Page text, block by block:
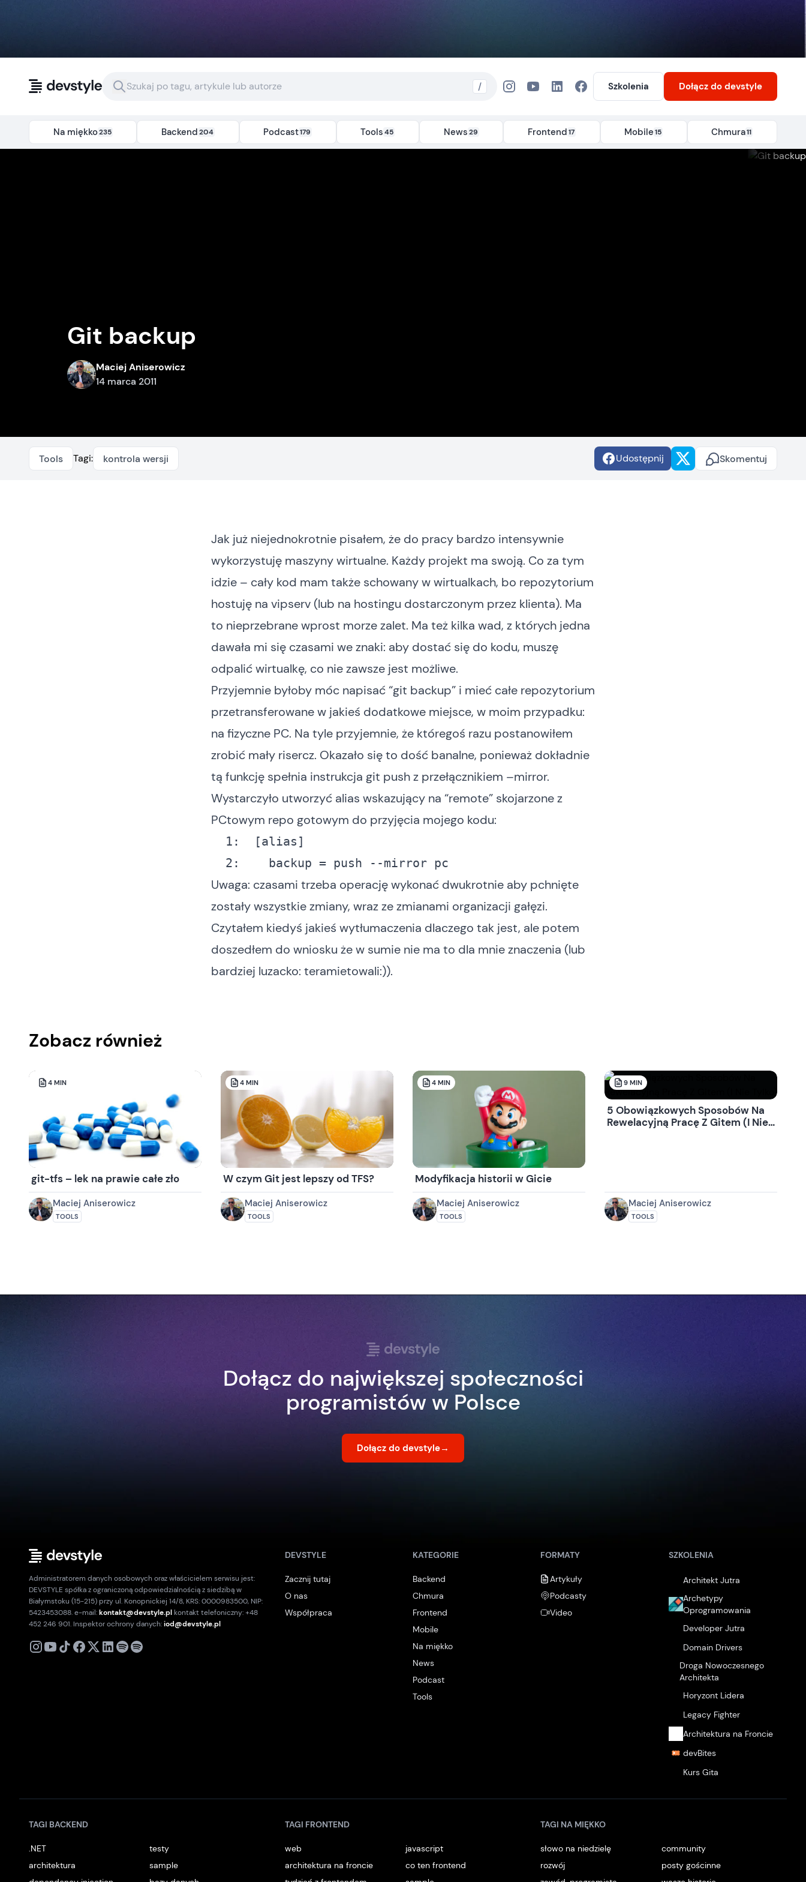
/ Szkolenia Dołącz do devstyle
Na miękko235 Backend204 Podcast179 Tools 45 News29 Frontend17 Mobile15 Chmura11
Git backup
Maciej Aniserowicz
14 marca 2011
Tools Tagi: kontrola wersji Udostępnij Skomentuj
Jak już niejednokrotnie pisałem, że do pracy bardzo intensywnie
wykorzystuję maszyny wirtualne. Każdy projekt ma swoją. Co za tym
idzie – cały kod mam także schowany w wirtualkach, bo repozytorium
hostuję na vipserv (lub na hostingu dostarczonym przez klienta). Ma
to nieprzebrane wprost morze zalet. Ma też kilka wad, z których jedna
dawała mi się czasami we znaki: aby dostać się do kodu, muszę
odpalić wirtualkę, co nie zawsze jest możliwe.
Przyjemnie byłoby móc napisać “git backup” i mieć całe repozytorium
przetransferowane w jakieś dodatkowe miejsce, w moim przypadku:
na fizyczne PC. Na tyle przyjemnie, że któregoś razu postanowiłem
zrobić mały risercz. Okazało się to dość banalne, ponieważ dokładnie
tą funkcję spełnia instrukcja git pushz przełącznikiem –mirror.
Wystarczyło utworzyć alias wskazujący na “remote” skojarzone z
PCtowym repo gotowym do przyjęcia mojego kodu:
  1:
  2:
  	backup = push --mirror pc
Uwaga: czasami trzeba operację wykonać dwukrotnie aby pchnięte
zostały wszystkie zmiany, wraz ze zmianami organizacji gałęzi.
Czytałem kiedyś jakieś wytłumaczenia dlaczego tak jest, ale potem
doszedłem do wniosku że w sumie nie ma to dla mnie znaczenia (lub
bardziej luzacko: teramietowali:)).
Zobacz również
4 MIN
git-tfs – lek na prawie całe zło
Maciej Aniserowicz
TOOLS
4 MIN
W czym Git jest lepszy od TFS?
Maciej Aniserowicz
TOOLS
4 MIN
Modyfikacja historii w Gicie
Maciej Aniserowicz
TOOLS
9 MIN
5 Obowiązkowych Sposobów Na
Rewelacyjną Pracę Z Gitem (I Nie
Maciej Aniserowicz
TOOLS
Dołącz do największej społeczności
programistów w Polsce
Dołącz do devstyle→
Administratorem danych osobowych oraz właścicielem serwisu jest:
DEVSTYLE spółka z ograniczoną odpowiedzialnością z siedzibą w
Białymstoku (15-215) przy ul. Konopnickiej 14/8, KRS: 0000983500, NIP:
5423453088. e-mail:kontakt@devstyle.plkontakt telefoniczny: +48
452 246 901. Inspektor ochrony danych:iod@devstyle.pl
X
DEVSTYLE
Zacznij tutaj
O nas
Współpraca
KATEGORIE
Backend
Chmura
Frontend
Mobile
Na miękko
News
Podcast
Tools
FORMATY
Artykuły
Podcasty
Video
SZKOLENIA
Architekt Jutra
Archetypy
Oprogramowania
Developer Jutra
Domain Drivers
Droga Nowoczesnego
Architekta
Horyzont Lidera
Legacy Fighter
Architektura na Froncie
devBites
Kurs Gita
TAGI BACKEND
.NET
testy
architektura
sample
TAGI FRONTEND
web
javascript
architektura na froncie
co ten frontend
TAGI NA MIĘKKO
słowo na niedzielę
community
rozwój
posty gościnne